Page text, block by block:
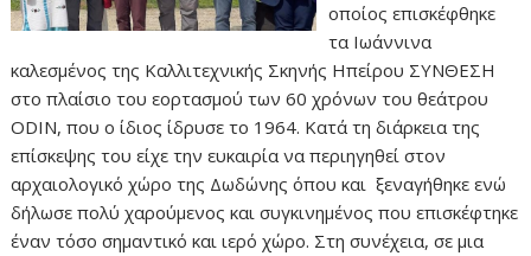
οποίος επισκέφθηκε
τα Ιωάννινα
καλεσμένος της Καλλιτεχνικής Σκηνής Ηπείρου ΣΥΝΘΕΣΗ
στο πλαίσιο του εορτασμού των 60 χρόνων του θεάτρου
ODIN, που ο ίδιος ίδρυσε το 1964. Κατά τη διάρκεια της
επίσκεψης του είχε την ευκαιρία να περιηγηθεί στον
αρχαιολογικό χώρο της Δωδώνης όπου και ξεναγήθηκε ενώ
δήλωσε πολύ χαρούμενος και συγκινημένος που επισκέφτηκε
έναν τόσο σημαντικό και ιερό χώρο. Στη συνέχεια, σε μια